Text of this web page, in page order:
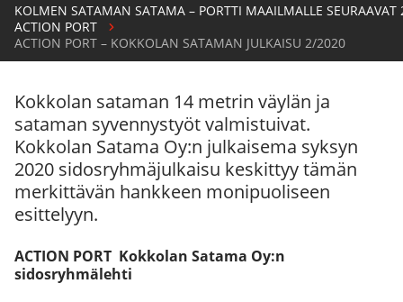
KOLMEN SATAMAN SATAMA – PORTTI MAAILMALLE SEURAAVAT
ACTION PORT
ACTION PORT – KOKKOLAN SATAMAN JULKAISU 2/2020
Kokkolan sataman 14 metrin väylän ja
sataman syvennystyöt valmistuivat.
Kokkolan Satama Oy:n julkaisema syksyn
2020 sidosryhmäjulkaisu keskittyy tämän
merkittävän hankkeen monipuoliseen
esittelyyn.
ACTION PORT Kokkolan Satama Oy:n
sidosryhmälehti